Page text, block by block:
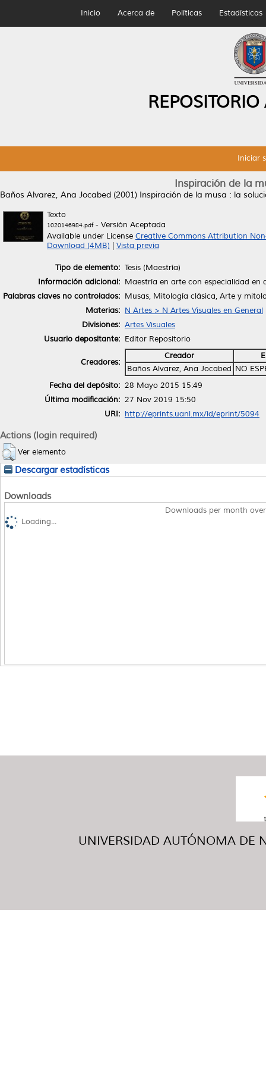
Inicio Acerca de Políticas Estadísticas
Iniciar
Inspiración de la
Baños Alvarez, Ana Jocabed (2001) Inspiración de la musa : la
Texto
1020146984.pdf- Versión Aceptada
Available under License Creative Commons Attribution
Download (4MB)
Vista previa
Tipo de elemento: Tesis (Maestría)
Información adicional: Maestría en arte con especialidad en
Palabras claves no controlados: Musas, Mitología clásica, Arte y
Materias: N Artes > N Artes Visuales en General
Divisiones: Artes Visuales
Usuario depositante: Editor Repositorio
Creadores:
Creador
Baños Alvarez, Ana Jocabed NO
Fecha del depósito: 28 Mayo 2015 15:49
Última modificación: 27 Nov 2019 15:50
URI: http://eprints.uanl.mx/id/eprint/5094
Actions (login required)
Ver elemento
Descargar estadísticas
Downloads
Downloads per month
Loading...
UNIVERSIDAD AUTÓNOMA DE